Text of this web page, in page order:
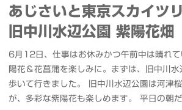
ロ
ッ
ク
#
ハ
菖
の
コ
あじさいと東京スカイツ
旧中川水辺公園 紫陽花畑
6月12日、仕事はお休みかつ午前中は晴れ
陽花＆花菖蒲を楽しみに。まずは、旧中川
歩いて行きました。 旧中川水辺公園は河津
が、多彩な紫陽花も楽しめます。 平日の朝